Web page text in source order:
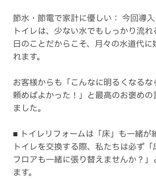
節水・節電で家計に優しい： 今回導
トイレは、少ない水でもしっかり流
日のことだからこそ、月々の水道代
れます。
お客様からも「こんなに明るくなるな
頼めばよかった！」と最高のお褒めの
ました。
■ トイレリフォームは「床」も一緒が
トイレを交換する際、私たちは必ず
フロアも一緒に張り替えませんか？」
ます。